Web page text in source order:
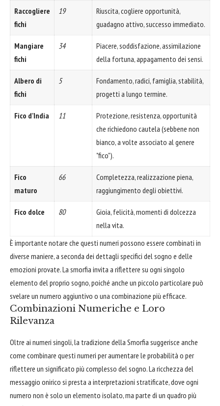
Raccogliere
fichi
19
Riuscita, cogliere opportunità,
guadagno attivo, successo immediato.
Mangiare
fichi
34
Piacere, soddisfazione, assimilazione
della fortuna, appagamento dei sensi.
Albero di
fichi
5
Fondamento, radici, famiglia, stabilità,
progetti a lungo termine.
Fico d'India 11
Protezione, resistenza, opportunità
che richiedono cautela (sebbene non
bianco, a volte associato al genere
"fico").
Fico
maturo
66
Completezza, realizzazione piena,
raggiungimento degli obiettivi.
Fico dolce 80
Gioia, felicità, momenti di dolcezza
nella vita.
È importante notare che questi numeri possono essere combinati in
diverse maniere, a seconda dei dettagli specifici del sogno e delle
emozioni provate. La smorfia invita a riflettere su ogni singolo
elemento del proprio sogno, poiché anche un piccolo particolare può
svelare un numero aggiuntivo o una combinazione più efficace.
Combinazioni Numeriche e Loro
Rilevanza
Oltre ai numeri singoli, la tradizione della Smorfia suggerisce anche
come combinare questi numeri per aumentare le probabilità o per
riflettere un significato più complesso del sogno. La ricchezza del
messaggio onirico si presta a interpretazioni stratificate, dove ogni
numero non è solo un elemento isolato, ma parte di un quadro più